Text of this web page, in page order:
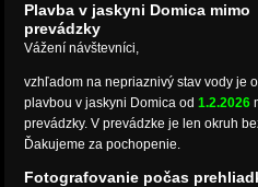
Plavba v jaskyni Domica mimo
prevádzky
Vážení návštevníci,
vzhľadom na nepriaznivý stav vody je
plavbou v jaskyni Domica od 1.2.2026
prevádzky. V prevádzke je len okruh
Ďakujeme za pochopenie.
Fotografovanie počas